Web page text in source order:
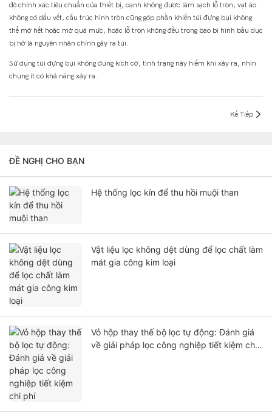
độ chính xác tiêu chuẩn của thiết bị, cạnh không được làm sạch lỗ tròn, vạt áo
không có dấu vết, cấu trúc hình tròn cũng góp phần khiến túi đựng bụi không
thể mở hết hoặc mở quá mức, hoặc lỗ tròn không đều trong bao bì hình bầu dục
bị hở là nguyên nhân chính gây ra túi.
Sử dụng túi đựng bụi không đúng kích cỡ, tình trạng này hiếm khi xảy ra, nhìn
chung ít có khả năng xảy ra.
Kế Tiếp
ĐỀ NGHỊ CHO BẠN
Hệ thống lọc kín để thu hồi muội than
Vật liệu lọc không dệt dùng để lọc chất làm
mát gia công kim loại
Vỏ hộp thay thế bộ lọc tự động: Đánh giá
về giải pháp lọc công nghiệp tiết kiệm chi